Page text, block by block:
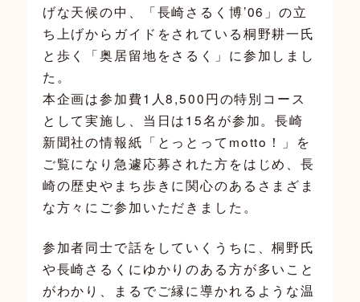
げな天候の中、「長崎さるく博’06」の立
ち上げからガイドをされている桐野耕一氏
と歩く「奥居留地をさるく」に参加しまし
た。
本企画は参加費1人8,500円の特別コース
として実施し、当日は15名が参加。長崎
新聞社の情報紙「とっとってmotto！」を
ご覧になり急遽応募された方をはじめ、長
崎の歴史やまち歩きに関心のあるさまざま
な方々にご参加いただきました。
参加者同士で話をしていくうちに、桐野氏
や長崎さるくにゆかりのある方が多いこと
がわかり、まるでご縁に導かれるような温